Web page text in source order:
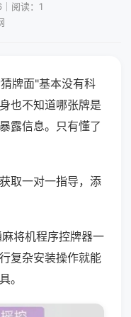
阅读：1
牌面"基本没有科
也不知道哪张牌是
露信息。只有懂了
取一对一指导，添
将机程序控牌器一
复杂安装操作就能
。